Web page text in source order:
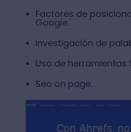
Factores de
Google.
Investigación de
Uso de herramientas
Seo on page.